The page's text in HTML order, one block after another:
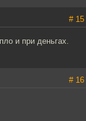
# 15
и при деньгах.
# 16